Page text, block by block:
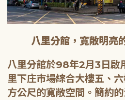
八里分館，寬敞明亮
八里分館於98年2月3日啟
里下庄市場綜合大樓五、
方公尺的寬敞空間。簡約